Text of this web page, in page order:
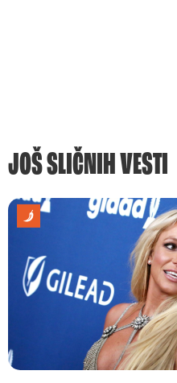
JOŠ SLIČNIH VESTI